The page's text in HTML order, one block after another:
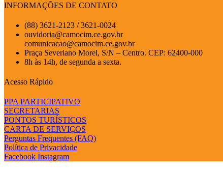
INFORMAÇÕES DE CONTATO
(88) 3621-2123 / 3621-0024
ouvidoria@camocim.ce.gov.br
comunicacao@camocim.ce.gov.br
Praça Severiano Morel, S/N – Centro. CEP: 62400-000
8h às 14h, de segunda a sexta.
Acesso Rápido
PPA PARTICIPATIVO
SECRETARIAS
PONTOS TURÍSTICOS
CARTA DE SERVIÇOS
Perguntas Frequentes (FAQ)
Política de Privacidade
Facebook Instagram